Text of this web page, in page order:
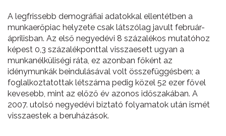
A legfrissebb demográfiai adatokkal ellentétben a
munkaerőpiac helyzete csak látszólag javult február-
áprilisban. Az első negyedévi 8 százalékos mutatóhoz
képest 0,3 százalékponttal visszaesett ugyan a
munkanélküliségi ráta, ez azonban főként az
idénymunkák beindulásával volt összefüggésben; a
foglalkoztatottak létszáma pedig közel 52 ezer fővel
kevesebb, mint az előző év azonos időszakában. A
2007. utolsó negyedévi biztató folyamatok után ismét
visszaestek a beruházások.